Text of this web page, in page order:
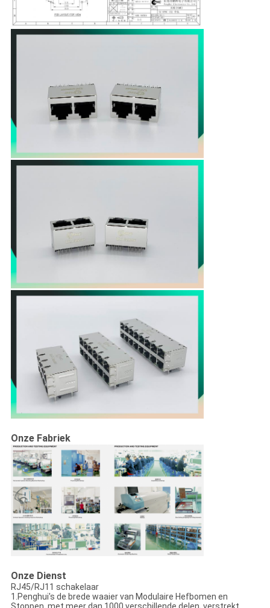
Onze Fabriek
Onze Dienst
RJ45/RJ11 schakelaar
1.Penghui's de brede waaier van Modulaire Hefbomen en